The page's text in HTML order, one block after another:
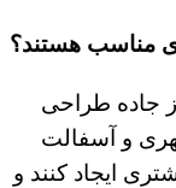
مناسب هستند؟
جاده طراحی
و آسفالت
ایجاد کنند و